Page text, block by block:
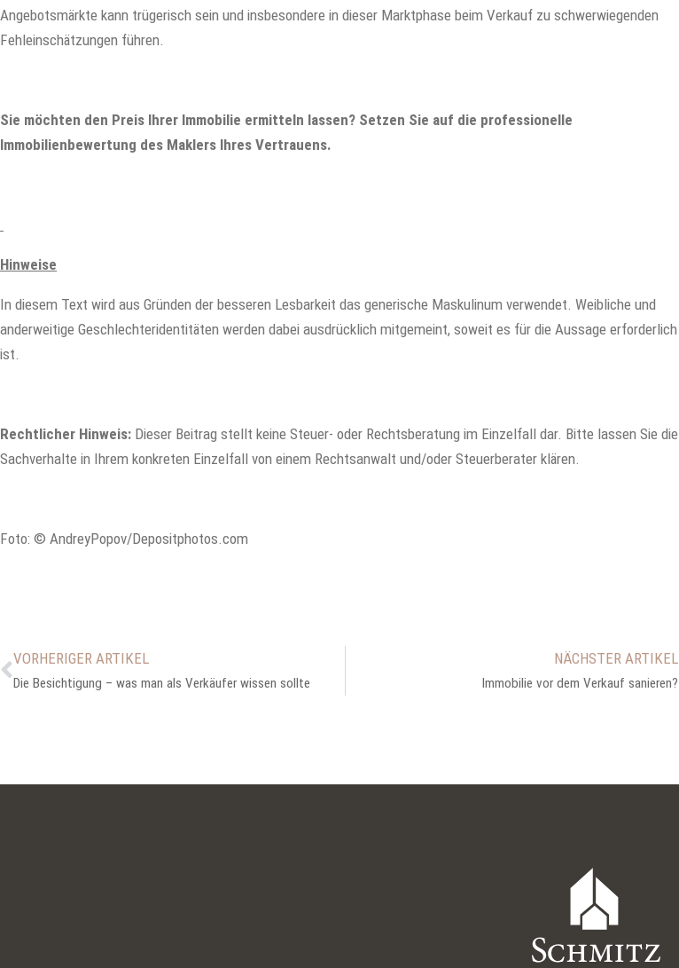
Angebotsmärkte kann trügerisch sein und insbesondere in dieser Marktphase beim Verkauf zu schwerwiegenden
Fehleinschätzungen führen.
Sie möchten den Preis Ihrer Immobilie ermitteln lassen? Setzen Sie auf die professionelle
Immobilienbewertung des Maklers Ihres Vertrauens.
Hinweise
In diesem Text wird aus Gründen der besseren Lesbarkeit das generische Maskulinum verwendet. Weibliche und
anderweitige Geschlechteridentitäten werden dabei ausdrücklich mitgemeint, soweit es für die Aussage erforderlich
ist.
Rechtlicher Hinweis: Dieser Beitrag stellt keine Steuer- oder Rechtsberatung im Einzelfall dar. Bitte lassen Sie die
Sachverhalte in Ihrem konkreten Einzelfall von einem Rechtsanwalt und/oder Steuerberater klären.
Foto: © AndreyPopov/Depositphotos.com
VORHERIGER ARTIKEL
Die Besichtigung – was man als Verkäufer wissen sollte
NÄCHSTER ARTIKEL
Immobilie vor dem Verkauf sanieren?